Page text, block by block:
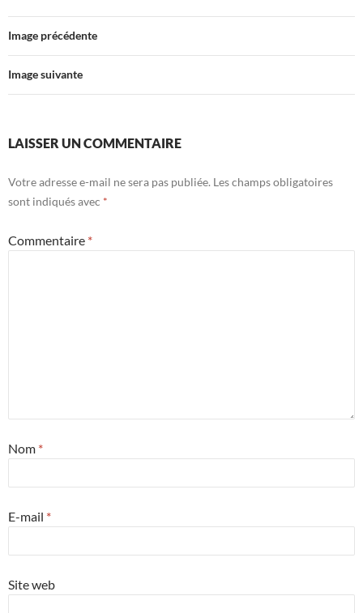
Image précédente
Image suivante
LAISSER UN COMMENTAIRE
Votre adresse e-mail ne sera pas publiée. Les champs obligatoires
sont indiqués avec *
Commentaire *
Nom *
E-mail *
Site web